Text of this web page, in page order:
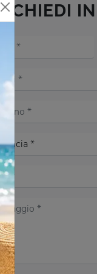
RICHIEDI